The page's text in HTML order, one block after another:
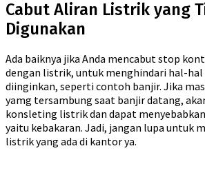
Cabut Aliran Listrik yang
Digunakan
Ada baiknya jika Anda mencabut stop
dengan listrik, untuk menghindari hal-hal
diinginkan, seperti contoh banjir. Jika
yamg tersambung saat banjir datang,
konsleting listrik dan dapat
yaitu kebakaran. Jadi, jangan lupa untuk
listrik yang ada di kantor ya.